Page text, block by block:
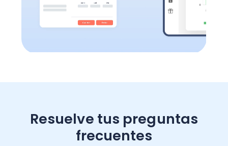
Resuelve tus preguntas
frecuentes